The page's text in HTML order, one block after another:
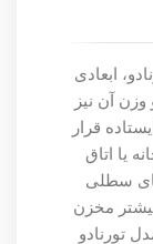
ابعادی
دارد و وزن آن نیز
قرار
یا اتاق
سطلی
مخزن
تورنادو